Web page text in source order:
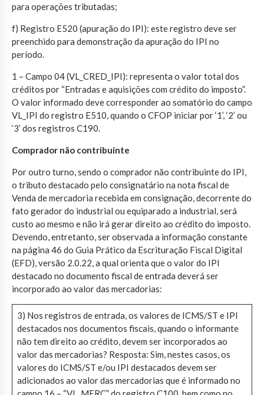
para operações tributadas;
f) Registro E520 (apuração do IPI): este registro deve ser
preenchido para demonstração da apuração do IPI no
período.
1 – Campo 04 (VL_CRED_IPI): representa o valor total dos
créditos por “Entradas e aquisições com crédito do imposto”.
O valor informado deve corresponder ao somatório do campo
VL_IPI do registro E510, quando o CFOP iniciar por ‘1’, ‘2’ ou
‘3’ dos registros C190.
Comprador não contribuinte
Por outro turno, sendo o comprador não contribuinte do IPI,
o tributo destacado pelo consignatário na nota fiscal de
Venda de mercadoria recebida em consignação, decorrente do
fato gerador do industrial ou equiparado a industrial, será
custo ao mesmo e não irá gerar direito ao crédito do imposto.
Devendo, entretanto, ser observada a informação constante
na página 46 do Guia Prático da Escrituração Fiscal Digital
(EFD), versão 2.0.22, a qual orienta que o valor do IPI
destacado no documento fiscal de entrada deverá ser
incorporado ao valor das mercadorias:
3) Nos registros de entrada, os valores de ICMS/ST e IPI
destacados nos documentos fiscais, quando o informante
não tem direito ao crédito, devem ser incorporados ao
valor das mercadorias? Resposta: Sim, nestes casos, os
valores do ICMS/ST e/ou IPI destacados devem ser
adicionados ao valor das mercadorias que é informado no